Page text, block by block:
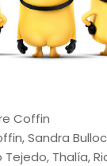
Coffin
Sandra
Thalía,